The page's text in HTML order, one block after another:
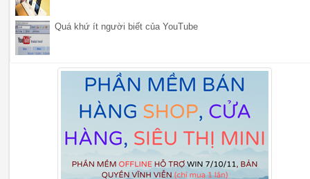
Quá khứ ít người biết của YouTube